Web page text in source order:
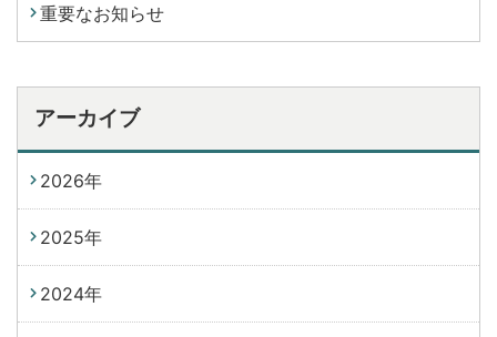
重要なお知らせ
アーカイブ
2026年
2025年
2024年